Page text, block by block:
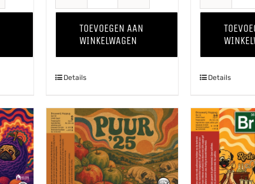
Grapevine
TOEVOEGEN AAN
WINKELWAGEN
Details Details